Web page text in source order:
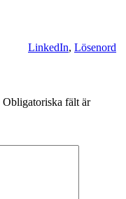
LinkedIn, Lösenord
Obligatoriska fält är